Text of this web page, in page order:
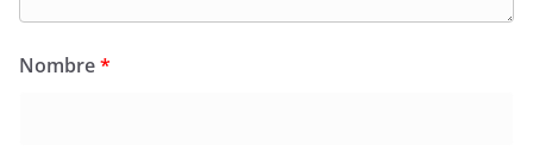
Nombre*